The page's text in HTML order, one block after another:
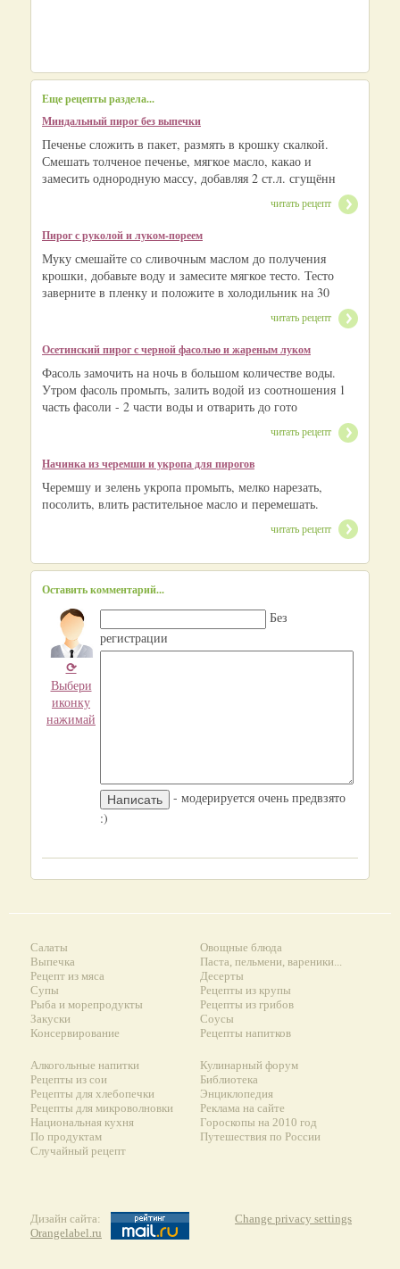
Еще рецепты раздела...
Миндальный пирог без выпечки
Печенье сложить в пакет, размять в крошку скалкой.
Смешать толченое печенье, мягкое масло, какао и
замесить однородную массу, добавляя 2 ст.л. сгущённ
читать рецепт
Пирог с руколой и луком-пореем
Муку смешайте со сливочным маслом до получения
крошки, добавьте воду и замесите мягкое тесто. Тесто
заверните в пленку и положите в холодильник на 30
читать рецепт
Осетинский пирог с черной фасолью и жареным луком
Фасоль замочить на ночь в большом количестве воды.
Утром фасоль промыть, залить водой из соотношения 1
часть фасоли - 2 части воды и отварить до гото
читать рецепт
Начинка из черемши и укропа для пирогов
Черемшу и зелень укропа промыть, мелко нарезать,
посолить, влить растительное масло и перемешать.
читать рецепт
Оставить комментарий...
⟳
Выбери
иконку
нажимай
Без
регистрации
- модерируется очень предвзято
:)
Салаты
Выпечка
Рецепт из мяса
Супы
Рыба и морепродукты
Закуски
Консервирование
Овощные блюда
Паста, пельмени, вареники...
Десерты
Рецепты из крупы
Рецепты из грибов
Соусы
Рецепты напитков
Алкогольные напитки
Рецепты из сои
Рецепты для хлебопечки
Рецепты для микроволновки
Национальная кухня
По продуктам
Случайный рецепт
Кулинарный форум
Библиотека
Энциклопедия
Реклама на сайте
Гороскопы на 2010 год
Путешествия по России
Дизайн сайта:
Orangelabel.ru
Change privacy settings